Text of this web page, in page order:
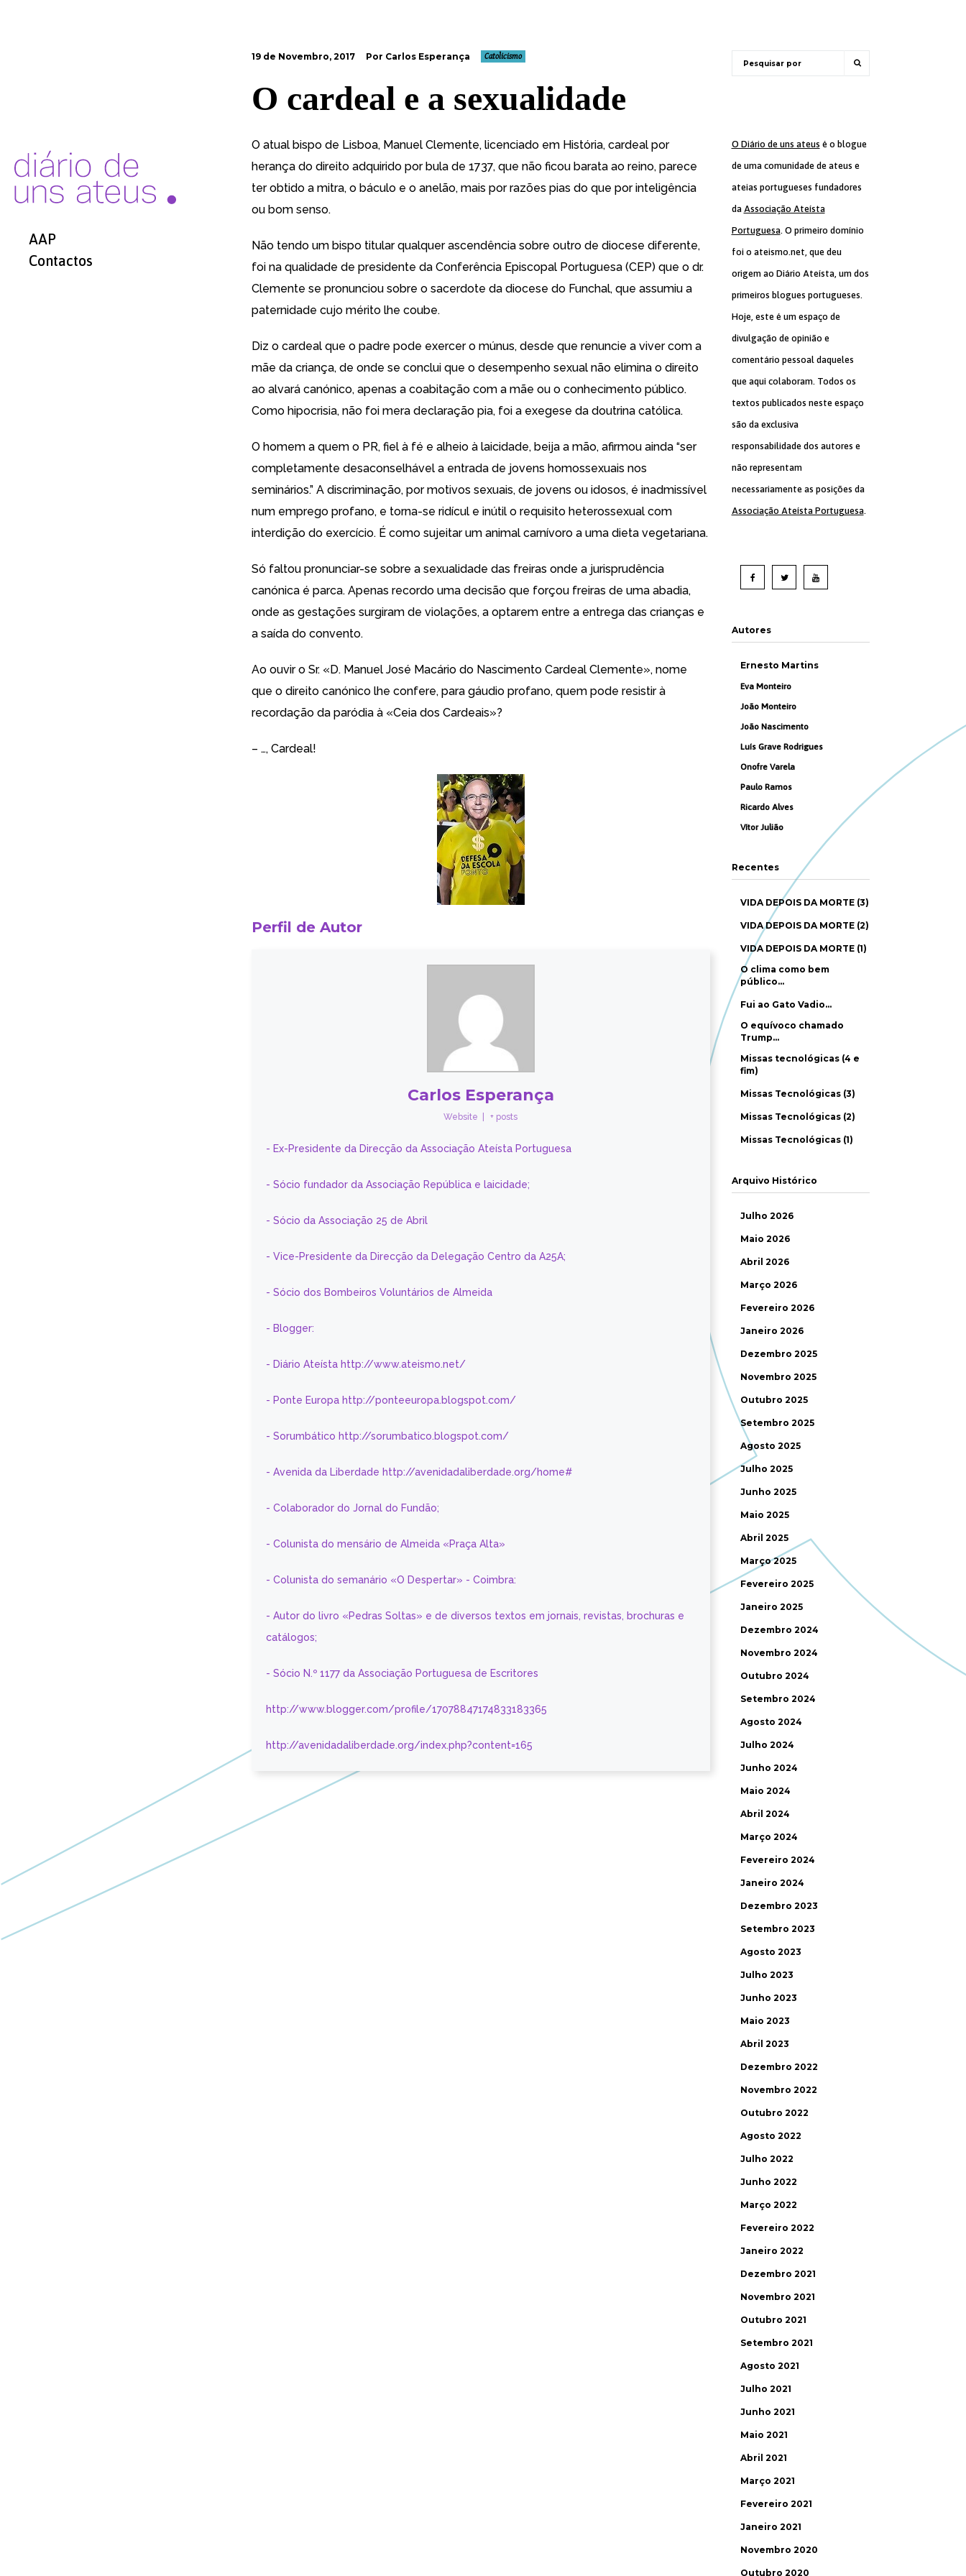
AAP
Contactos
19 de Novembro, 2017 Por Carlos Esperança Catolicismo
O cardeal e a sexualidade
O atual bispo de Lisboa, Manuel Clemente, licenciado em História, cardeal por
herança do direito adquirido por bula de 1737, que não ficou barata ao reino, parece
ter obtido a mitra, o báculo e o anelão, mais por razões pias do que por inteligência
ou bom senso.
Não tendo um bispo titular qualquer ascendência sobre outro de diocese diferente,
foi na qualidade de presidente da Conferência Episcopal Portuguesa (CEP) que o dr.
Clemente se pronunciou sobre o sacerdote da diocese do Funchal, que assumiu a
paternidade cujo mérito lhe coube.
Diz o cardeal que o padre pode exercer o múnus, desde que renuncie a viver com a
mãe da criança, de onde se conclui que o desempenho sexual não elimina o direito
ao alvará canónico, apenas a coabitação com a mãe ou o conhecimento público.
Como hipocrisia, não foi mera declaração pia, foi a exegese da doutrina católica.
O homem a quem o PR, fiel à fé e alheio à laicidade, beija a mão, afirmou ainda “ser
completamente desaconselhável a entrada de jovens homossexuais nos
seminários.” A discriminação, por motivos sexuais, de jovens ou idosos, é inadmissível
num emprego profano, e torna-se ridícul e inútil o requisito heterossexual com
interdição do exercício. É como sujeitar um animal carnívoro a uma dieta vegetariana.
Só faltou pronunciar-se sobre a sexualidade das freiras onde a jurisprudência
canónica é parca. Apenas recordo uma decisão que forçou freiras de uma abadia,
onde as gestações surgiram de violações, a optarem entre a entrega das crianças e
a saída do convento.
Ao ouvir o Sr. «D. Manuel José Macário do Nascimento Cardeal Clemente», nome
que o direito canónico lhe confere, para gáudio profano, quem pode resistir à
recordação da paródia à «Ceia dos Cardeais»?
– …, Cardeal!
Perfil de Autor
Carlos Esperança
Website + posts
- Ex-Presidente da Direcção da Associação Ateísta Portuguesa
- Sócio fundador da Associação República e laicidade;
- Sócio da Associação 25 de Abril
- Vice-Presidente da Direcção da Delegação Centro da A25A;
- Sócio dos Bombeiros Voluntários de Almeida
- Blogger:
- Diário Ateísta http://www.ateismo.net/
- Ponte Europa http://ponteeuropa.blogspot.com/
- Sorumbático http://sorumbatico.blogspot.com/
- Avenida da Liberdade http://avenidadaliberdade.org/home#
- Colaborador do Jornal do Fundão;
- Colunista do mensário de Almeida «Praça Alta»
- Colunista do semanário «O Despertar» - Coimbra:
- Autor do livro «Pedras Soltas» e de diversos textos em jornais, revistas, brochuras e
catálogos;
- Sócio N.º 1177 da Associação Portuguesa de Escritores
http://www.blogger.com/profile/17078847174833183365
http://avenidadaliberdade.org/index.php?content=165
O Diário de uns ateus é o blogue
de uma comunidade de ateus e
ateias portugueses fundadores
da Associação Ateísta
Portuguesa. O primeiro domínio
foi o ateismo.net, que deu
origem ao Diário Ateísta, um dos
primeiros blogues portugueses.
Hoje, este é um espaço de
divulgação de opinião e
comentário pessoal daqueles
que aqui colaboram. Todos os
textos publicados neste espaço
são da exclusiva
responsabilidade dos autores e
não representam
necessariamente as posições da
Associação Ateísta Portuguesa.
Autores
Ernesto Martins
Eva Monteiro
João Monteiro
João Nascimento
Luís Grave Rodrigues
Onofre Varela
Paulo Ramos
Ricardo Alves
Vítor Julião
Recentes
VIDA DEPOIS DA MORTE (3)
VIDA DEPOIS DA MORTE (2)
VIDA DEPOIS DA MORTE (1)
O clima como bem
público…
Fui ao Gato Vadio…
O equívoco chamado
Trump…
Missas tecnológicas (4 e
fim)
Missas Tecnológicas (3)
Missas Tecnológicas (2)
Missas Tecnológicas (1)
Arquivo Histórico
Julho 2026
Maio 2026
Abril 2026
Março 2026
Fevereiro 2026
Janeiro 2026
Dezembro 2025
Novembro 2025
Outubro 2025
Setembro 2025
Agosto 2025
Julho 2025
Junho 2025
Maio 2025
Abril 2025
Março 2025
Fevereiro 2025
Janeiro 2025
Dezembro 2024
Novembro 2024
Outubro 2024
Setembro 2024
Agosto 2024
Julho 2024
Junho 2024
Maio 2024
Abril 2024
Março 2024
Fevereiro 2024
Janeiro 2024
Dezembro 2023
Setembro 2023
Agosto 2023
Julho 2023
Junho 2023
Maio 2023
Abril 2023
Dezembro 2022
Novembro 2022
Outubro 2022
Agosto 2022
Julho 2022
Junho 2022
Março 2022
Fevereiro 2022
Janeiro 2022
Dezembro 2021
Novembro 2021
Outubro 2021
Setembro 2021
Agosto 2021
Julho 2021
Junho 2021
Maio 2021
Abril 2021
Março 2021
Fevereiro 2021
Janeiro 2021
Novembro 2020
Outubro 2020